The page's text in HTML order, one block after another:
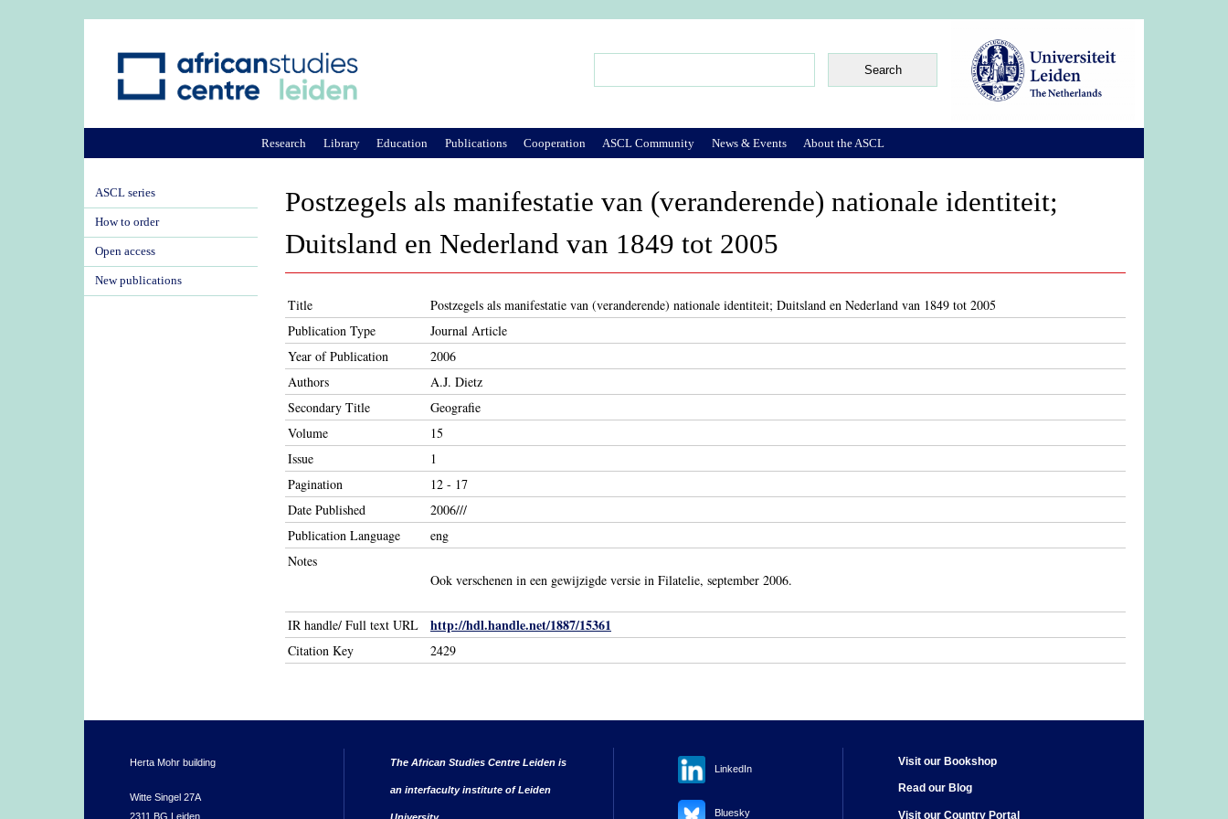
Postzegels als manifestatie van (veranderende) nationale identiteit;
Duitsland en Nederland van 1849 tot 2005
Title
Postzegels als manifestatie van (veranderende) nationale identiteit; Duitsland en Nederland van 1849 tot 2005
Publication Type
Journal Article
Year of Publication
2006
Authors
A.J. Dietz
Secondary Title
Geografie
Volume
15
Issue
1
Pagination
12 - 17
Date Published
2006///
Publication Language
eng
Notes
Ook verschenen in een gewijzigde versie in Filatelie, september 2006.
IR handle/ Full text URL http://hdl.handle.net/1887/15361
Citation Key 2429
Research Library Education Publications Cooperation ASCL Community News & Events About the ASCL
ASCL series
How to order
Open access
New publications
Herta Mohr building
Witte Singel 27A
2311 BG Leiden
The African Studies Centre Leiden is
an interfaculty institute of Leiden
LinkedIn
Bluesky
Visit our Bookshop
Read our Blog
Visit our Country Portal